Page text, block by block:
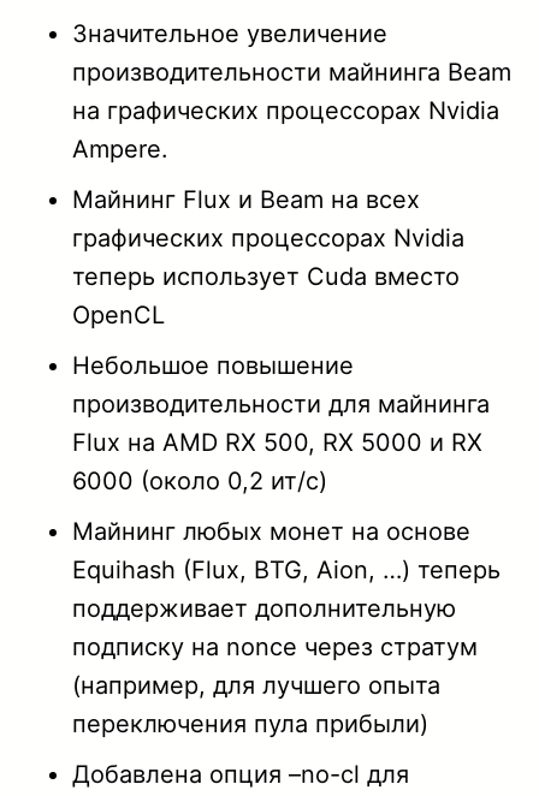
1.36A
1.34A
Значительное увеличение
производительности майнинга Beam
на графических процессорах Nvidia
Ampere.
Майнинг Flux и Beam на всех
графических процессорах Nvidia
теперь использует Cuda вместо
OpenCL
Небольшое повышение
производительности для майнинга
Flux на AMD RX 500, RX 5000 и RX
6000 (около 0,2 ит/с)
Майнинг любых монет на основе
Equihash (Flux, BTG, Aion, …) теперь
поддерживает дополнительную
подписку на nonce через стратум
(например, для лучшего опыта
переключения пула прибыли)
Добавлена опция –no-cl для